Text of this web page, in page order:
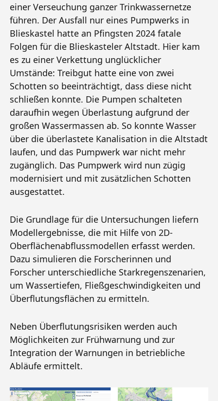
einer Verseuchung ganzer Trinkwassernetze
führen. Der Ausfall nur eines Pumpwerks in
Blieskastel hatte an Pfingsten 2024 fatale
Folgen für die Blieskasteler Altstadt. Hier kam
es zu einer Verkettung unglücklicher
Umstände: Treibgut hatte eine von zwei
Schotten so beeinträchtigt, dass diese nicht
schließen konnte. Die Pumpen schalteten
daraufhin wegen Überlastung aufgrund der
großen Wassermassen ab. So konnte Wasser
über die überlastete Kanalisation in die Altstadt
laufen, und das Pumpwerk war nicht mehr
zugänglich. Das Pumpwerk wird nun zügig
modernisiert und mit zusätzlichen Schotten
ausgestattet.
Die Grundlage für die Untersuchungen liefern
Modellergebnisse, die mit Hilfe von 2D-
Oberflächenabflussmodellen erfasst werden.
Dazu simulieren die Forscherinnen und
Forscher unterschiedliche Starkregenszenarien,
um Wassertiefen, Fließgeschwindigkeiten und
Überflutungsflächen zu ermitteln.
Neben Überflutungsrisiken werden auch
Möglichkeiten zur Frühwarnung und zur
Integration der Warnungen in betriebliche
Abläufe ermittelt.